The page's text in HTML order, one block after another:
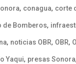
, conagua, corte
de Bomberos,
, noticias OBR, OBR,
Yaqui, presas Sonora,